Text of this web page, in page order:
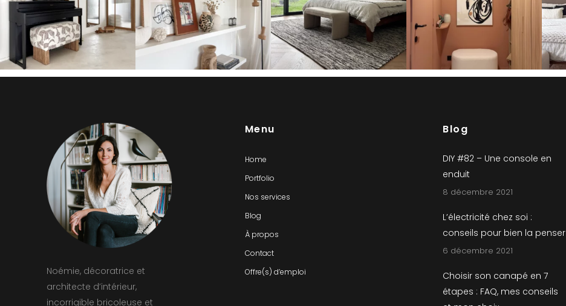
Noémie, décoratrice et
architecte d’intérieur,
incorrigible bricoleuse et
Menu
Home
Portfolio
Nos services
Blog
À propos
Contact
Offre(s) d’emploi
Blog
DIY #82 – Une console en
enduit
8 décembre 2021
L’électricité chez soi :
conseils pour bien la penser
6 décembre 2021
Choisir son canapé en 7
étapes : FAQ, mes conseils